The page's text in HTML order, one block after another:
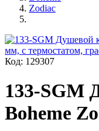
Zodiac
Код: 129307
133-SGM
Boheme